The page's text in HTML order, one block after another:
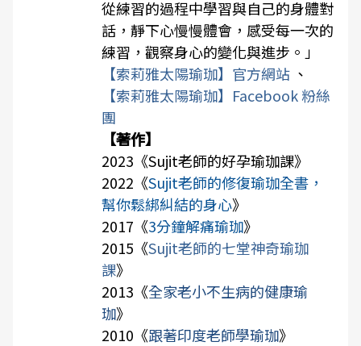
從練習的過程中學習與自己的身體對
話，靜下心慢慢體會，感受每一次的
練習，觀察身心的變化與進步。」
【索莉雅太陽瑜珈】官方網站 、
【索莉雅太陽瑜珈】Facebook 粉絲
團
【著作】
2023《Sujit老師的好孕瑜珈課》
2022《Sujit老師的修復瑜珈全書，
幫你鬆綁糾結的身心》
2017《3分鐘解痛瑜珈》
2015《Sujit老師的七堂神奇瑜珈
課》
2013《全家老小不生病的健康瑜
珈》
2010《跟著印度老師學瑜珈》